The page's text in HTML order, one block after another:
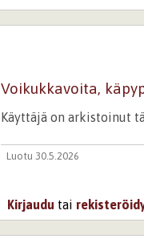
Voikukkavoita,
Käyttäjä on arkistoinut
Luotu 30.5.2026
Kirjaudu tai